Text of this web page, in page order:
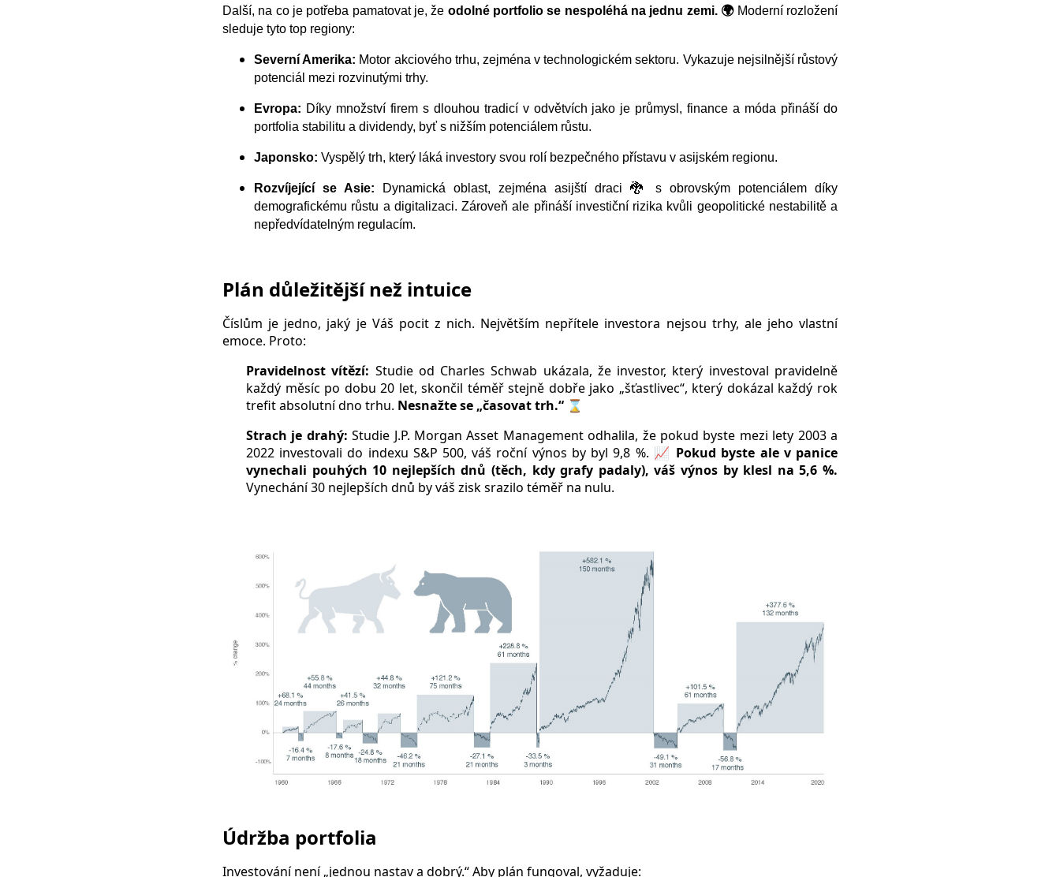
Další, na co je potřeba pamatovat je, že odolné portfolio se nespoléhá na jednu zemi. 🌍 Moderní rozložení
sleduje tyto top regiony:
Severní Amerika: Motor akciového trhu, zejména v technologickém sektoru. Vykazuje nejsilnější růstový
potenciál mezi rozvinutými trhy.
Evropa: Díky množství firem s dlouhou tradicí v odvětvích jako je průmysl, finance a móda přináší do
portfolia stabilitu a dividendy, byť s nižším potenciálem růstu.
Japonsko: Vyspělý trh, který láká investory svou rolí bezpečného přístavu v asijském regionu.
Rozvíjející se Asie:
Dynamická oblast, zejména asijští draci 🐉 s obrovským potenciálem díky
demografickému růstu a digitalizaci. Zároveň ale přináší investiční rizika kvůli geopolitické nestabilitě a
nepředvídatelným regulacím.
Plán důležitější než intuice
Číslům je jedno, jaký je Váš pocit z nich. Největším nepřítele investora nejsou trhy, ale jeho vlastní
emoce. Proto:
Pravidelnost vítězí: Studie od Charles Schwab ukázala, že investor, který investoval pravidelně
každý měsíc po dobu 20 let, skončil téměř stejně dobře jako „šťastlivec“, který dokázal každý rok
trefit absolutní dno trhu. Nesnažte se „časovat trh.“ ⌛
Strach je drahý:Studie J.P. Morgan Asset Management odhalila, že pokud byste mezi lety 2003 a
2022 investovali do indexu S&P 500, váš roční výnos by byl 9,8 %. 📈 Pokud byste ale v panice
vynechali pouhých 10 nejlepších dnů (těch, kdy grafy padaly), váš výnos by klesl na 5,6 %.
Vynechání 30 nejlepších dnů by váš zisk srazilo téměř na nulu.
Údržba portfolia
Investování není „jednou nastav a dobrý.“ Aby plán fungoval, vyžaduje: